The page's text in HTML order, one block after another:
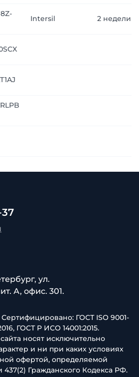
Intersil 2 недели
37
ул.
А, офис. 301.
ГОСТ ISO 9001-
ГОСТ Р ИСО 14001:2015.
носят исключительно
и ни при каких условиях
офертой, определяемой
Гражданского Кодекса РФ.